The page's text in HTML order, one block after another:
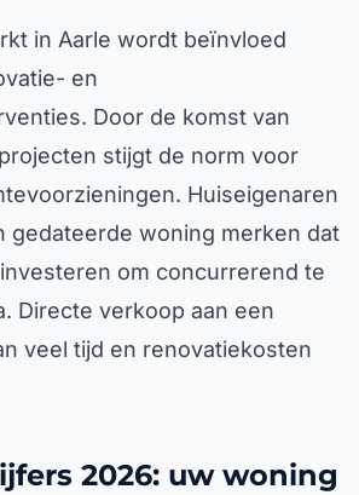
in Aarle wordt beïnvloed
en
Door de komst van
stijgt de norm voor
Huiseigenaren
gedateerde woning merken dat
om concurrerend te
Directe verkoop aan een
veel tijd en renovatiekosten
2026: uw woning